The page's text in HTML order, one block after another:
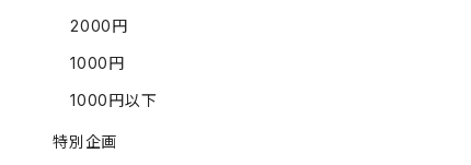
2000円
1000円
1000円以下
特別企画